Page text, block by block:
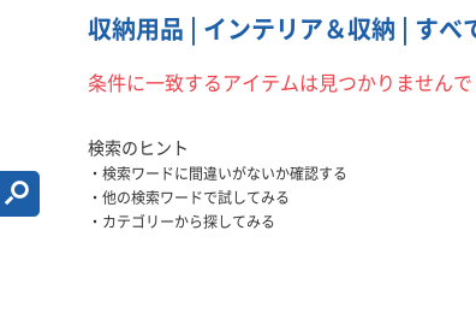
収納用品 | インテリア＆収納 | すべ
条件に一致するアイテムは見つかりませんで
検索のヒント
検索ワードに間違いがないか確認する
他の検索ワードで試してみる
カテゴリーから探してみる